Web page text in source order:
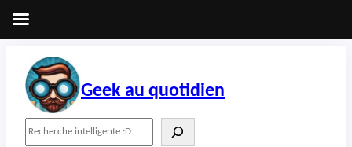
contenu
Geek au quotidien